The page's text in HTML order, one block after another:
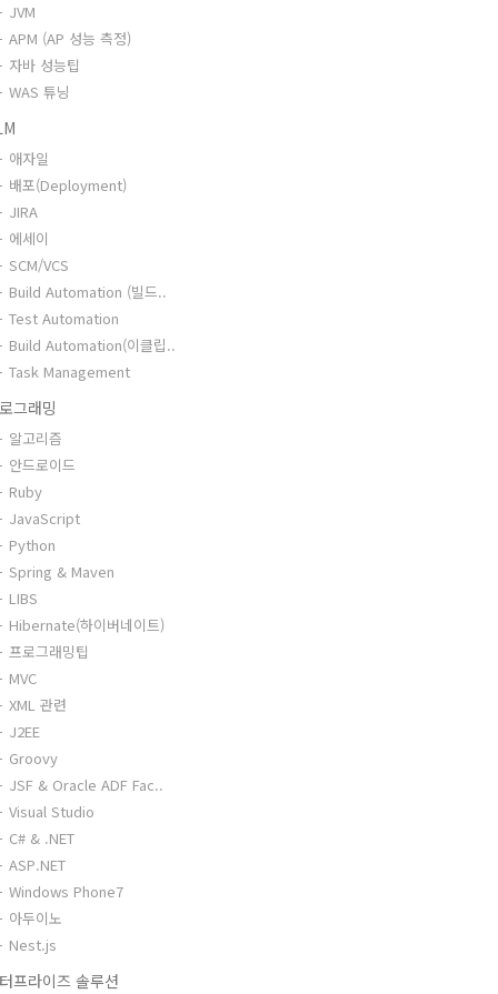
JVM
APM (AP 성능 측정)
자바 성능팁
WAS 튜닝
애자일
배포(Deployment)
JIRA
에세이
SCM/VCS
Build Automation (빌드..
Test Automation
Build Automation(이클립..
Task Management
그래밍
알고리즘
안드로이드
Ruby
JavaScript
Python
Spring & Maven
LIBS
Hibernate(하이버네이트)
프로그래밍팁
MVC
XML 관련
J2EE
Groovy
JSF & Oracle ADF Fac..
Visual Studio
C# & .NET
ASP.NET
Windows Phone7
아두이노
Nest.js
프라이즈 솔루션